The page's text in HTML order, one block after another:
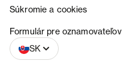
Súkromie a cookies
Formulár pre oznamovateľov
SK